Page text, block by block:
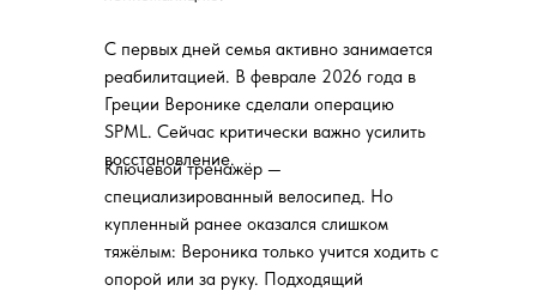
Ключевой тренажёр —
специализированный велосипед. Но
купленный ранее оказался слишком
тяжёлым: Вероника только учится ходить с
опорой или за руку. Подходящий
С первых дней семья активно занимается
реабилитацией. В феврале 2026 года в
Греции Веронике сделали операцию
SPML. Сейчас критически важно усилить
восстановление.